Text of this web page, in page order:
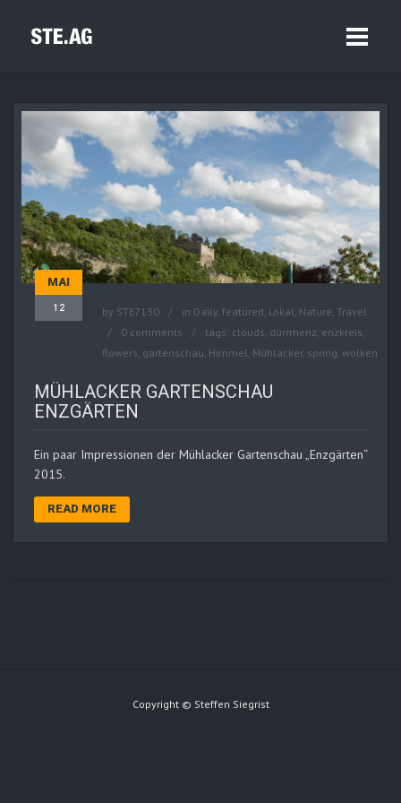
MAI
12 by STE7130 in Daily, featured, Lokal, Nature, Travel
0 comments
tags: clouds, dürrmenz, enzkreis,
flowers, gartenschau, Himmel, Mühlacker, spring, wolken
MÜHLACKER GARTENSCHAU
ENZGÄRTEN
Ein paar Impressionen der Mühlacker Gartenschau „Enzgärten“
2015.
READ MORE
Copyright © Steffen Siegrist